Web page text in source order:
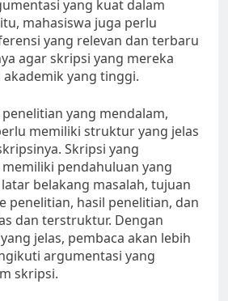
yang kuat dalam
mahasiswa juga perlu
yang relevan dan terbaru
agar skripsi yang mereka
yang tinggi.
yang mendalam,
memiliki struktur yang jelas
Skripsi yang
pendahuluan yang
belakang masalah, tujuan
penelitian, hasil penelitian, dan
dan terstruktur. Dengan
jelas, pembaca akan lebih
argumentasi yang
skripsi.